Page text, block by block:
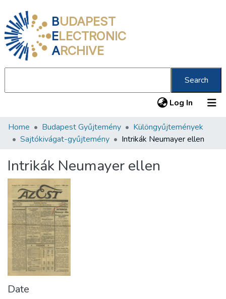
BUDAPEST
ELECTRONIC
ARCHIVE
Search
Log In (current)
Communities & Collections
Statistics
About us
Home Budapest Gyűjtemény
Különgyűjtemények
Sajtókivágat-gyűjtemény
Intrikák Neumayer ellen
Intrikák Neumayer ellen
Date